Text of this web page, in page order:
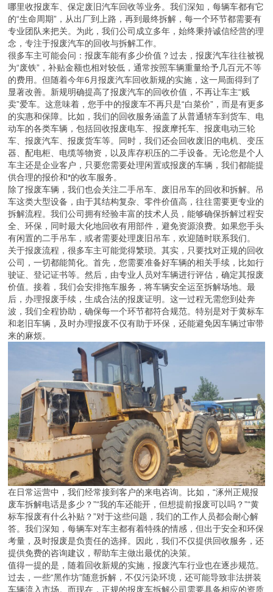
哪里收报废车、保定废旧汽车回收等业务。我们深知，每辆车都有它
的“生命周期”，从出厂到上路，再到最终拆解，每一个环节都需要有
专业团队来把关。为此，我们公司成立多年，始终秉持诚信经营的理
念，专注于报废汽车的回收与拆解工作。
很多车主可能会问：报废车能有多少价值？过去，报废汽车往往被视
为“废铁”，补贴金额也相对较低，通常按照车辆重量给予几百元不等
的费用。但随着今年6月报废汽车回收新规的实施，这一局面得到了
显著改善。新规明确提高了报废汽车的回收价值，不再让车主“贱
卖”爱车。这意味着，您手中的报废车不再只是“白菜价”，而是有更多
的实惠和保障。比如，我们的回收服务涵盖了从普通轿车到货车、电
动车的各类车辆，包括回收报废电车、报废摩托车、报废电动三轮
车、报废汽车、报废货车等。同时，我们还会回收废旧的电机、变压
器、配电柜、电缆等物资，以及库存积压的二手设备。无论您是个人
车主还是企业客户，只要您需要处理闲置或报废的车辆，我们都能提
供合理的报价和*的收车服务。
除了报废车辆，我们也会关注二手吊车、废旧吊车的回收和拆解。吊
车这类大型设备，由于其结构复杂、零件价值高，往往需要更专业的
拆解流程。我们公司拥有经验丰富的技术人员，能够确保拆解过程安
全、环保，同时最大化地回收有用部件，避免资源浪费。如果您手头
有闲置的二手吊车，或者需要处理废旧吊车，欢迎随时联系我们。
关于报废流程，很多车主可能觉得繁琐。其实，只要找对正规的回收
公司，一切都能简化。首先，您需要准备好车辆的相关手续，比如行
驶证、登记证书等。然后，由专业人员对车辆进行评估，确定其报废
价值。接着，我们会安排拖车服务，将车辆安全运至拆解场地。最
后，办理报废手续，生成合法的报废证明。这一过程无需您到处奔
波，我们全程协助，确保每一个环节都符合规范。特别是对于黄标车
和老旧车辆，及时办理报废不仅有助于环保，还能避免因车辆过审带
来的麻烦。
在日常运营中，我们经常接到客户的来电咨询。比如，“涿州正规报
废车拆解电话是多少？”“我的车还能开，但想提前报废可以吗？”“黄
标车报废有什么补贴？”对于这些问题，我们的工作人员都会耐心解
答。我们深知，每辆车对车主都有着特殊的情感，但出于安全和环保
考量，及时报废是负责任的选择。因此，我们不仅提供回收服务，还
提供免费的咨询建议，帮助车主做出最优的决策。
值得一提的是，随着回收新规的实施，报废汽车行业也在逐步规范。
过去，一些“黑作坊”随意拆解，不仅污染环境，还可能导致非法拼装
车辆流入市场。而现在，正规的报废车拆解公司需要具备相应的资质